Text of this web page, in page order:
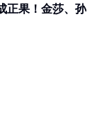
正果！金莎、孙